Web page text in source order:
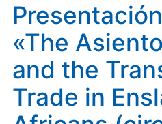
«The
and the
Trade in